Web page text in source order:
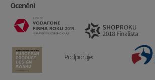
Ocenění
Podporuje: